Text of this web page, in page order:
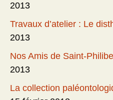
2013
Travaux d’atelier : Le
2013
Nos Amis de Saint-
2013
La collection